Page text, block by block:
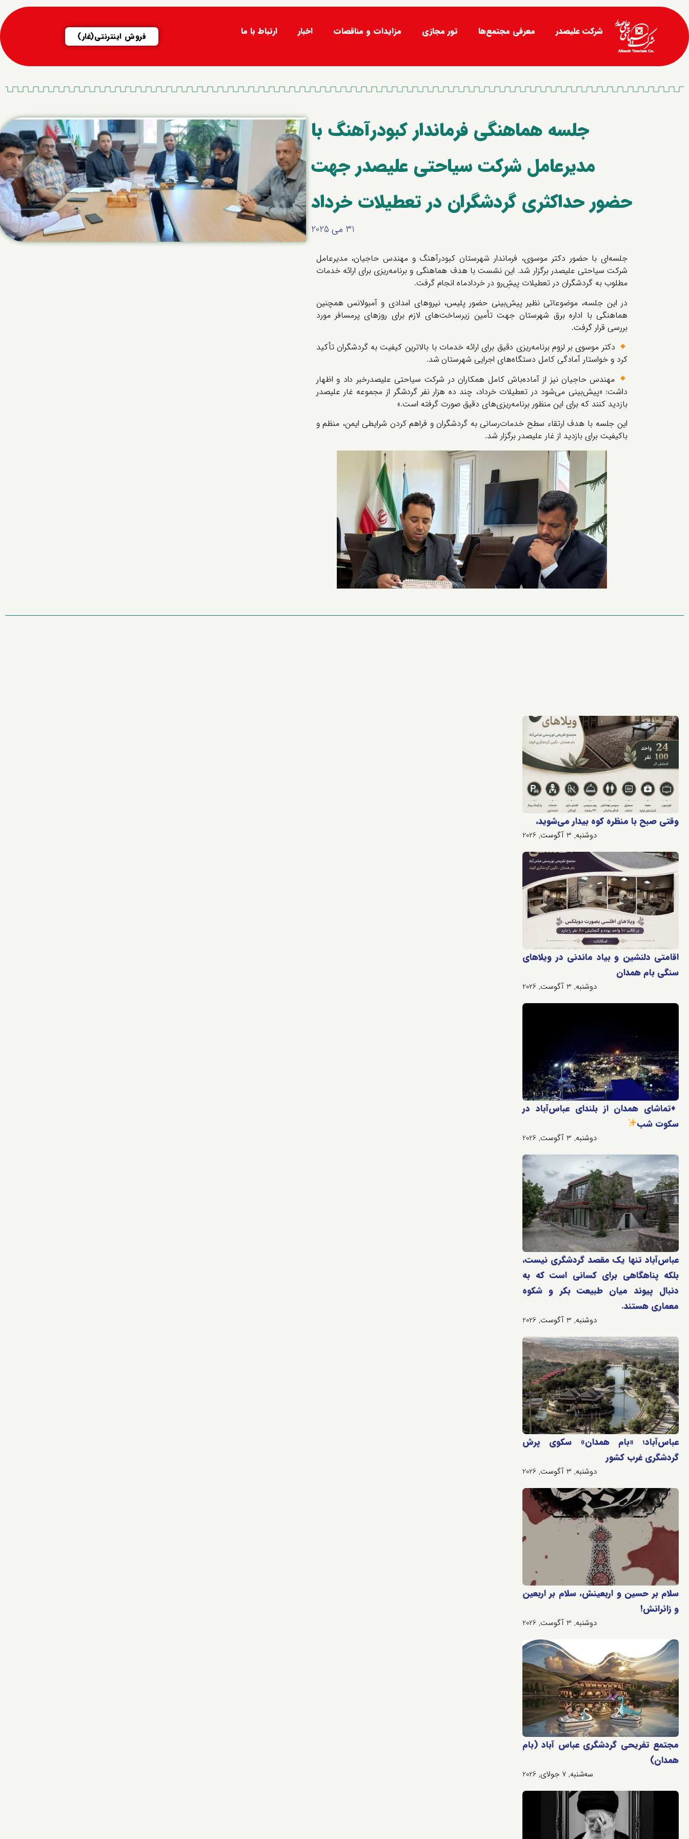
شرکت علیصدر معرفی مجتمع‌ها تور مجازی مزایدات و مناقصات اخبار ارتباط با ما فروش اینترنتی(غار)
جلسه هماهنگی فرماندار کبودرآهنگ با
مدیرعامل شرکت سیاحتی علیصدر جهت
حضور حداکثری گردشگران در تعطیلات خرداد
31 می 2025
جلسه‌ای با حضور دکتر موسوی، فرماندار شهرستان کبودرآهنگ و مهندس حاجیان، مدیرعامل
شرکت سیاحتی علیصدر برگزار شد. این نشست با هدف هماهنگی و برنامه‌ریزی برای ارائه خدمات
مطلوب به گردشگران در تعطیلات پیش‌ِرو در خردادماه انجام گرفت.
در این جلسه، موضوعاتی نظیر پیش‌بینی حضور پلیس، نیروهای امدادی و آمبولانس همچنین
هماهنگی با اداره برق شهرستان جهت تأمین زیرساخت‌های لازم برای روزهای پرمسافر مورد
بررسی قرار گرفت.
دکتر موسوی بر لزوم برنامه‌ریزی دقیق برای ارائه خدمات با بالاترین کیفیت به گردشگران تأکید
کرد و خواستار آمادگی کامل دستگاه‌های اجرایی شهرستان شد.
مهندس حاجیان نیز از آماده‌باش کامل همکاران در شرکت سیاحتی علیصدرخبر داد و اظهار
داشت: «پیش‌بینی می‌شود در تعطیلات خرداد، چند ده هزار نفر گردشگر از مجموعه غار علیصدر
بازدید کنند که برای این منظور برنامه‌ریزی‌های دقیق صورت گرفته است.»
این جلسه با هدف ارتقاء سطح خدمات‌رسانی به گردشگران و فراهم کردن شرایطی ایمن، منظم و
باکیفیت برای بازدید از غار علیصدر برگزار شد.
وقتی صبح با منظره کوه بیدار می‌شوید،
دوشنبه, 3 آگوست, 2026
اقامتی دلنشین و بیاد ماندنی در ویلاهای
سنگی بام همدان
دوشنبه, 3 آگوست, 2026
♦️تماشای همدان از بلندای عباس‌آباد در
سکوت شب
دوشنبه, 3 آگوست, 2026
عباس‌آباد تنها یک مقصد گردشگری نیست،
بلکه پناهگاهی برای کسانی است که به
دنبال پیوند میان طبیعت بکر و شکوه
معماری هستند.
دوشنبه, 3 آگوست, 2026
عباس‌آباد؛ «بام همدان» سکوی پرش
گردشگری غرب کشور
دوشنبه, 3 آگوست, 2026
سلام بر حسین و اربعینش، سلام بر اربعین
و زائرانش!
دوشنبه, 3 آگوست, 2026
مجتمع تفریحی گردشگری عباس آباد (بام
همدان)
سه‌شنبه, 7 جولای, 2026